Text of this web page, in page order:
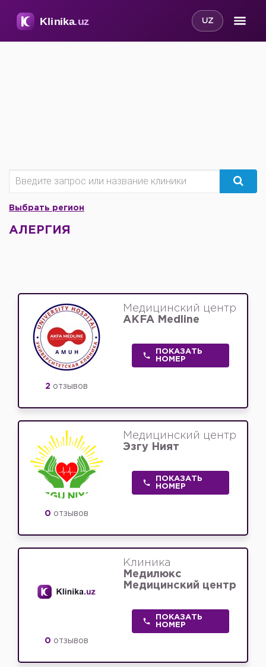
UZ
Выбрать регион
АЛЕРГИЯ
2 отзывов
Медицинский центр
AKFA Medline
ПОКАЗАТЬ
НОМЕР
0 отзывов
Медицинский центр
Эзгу Ният
ПОКАЗАТЬ
НОМЕР
0 отзывов
Клиника
Медилюкс
Медицинский центр
ПОКАЗАТЬ
НОМЕР